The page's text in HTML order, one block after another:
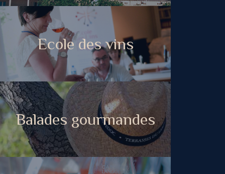
Ecole des vins
Balades gourmandes